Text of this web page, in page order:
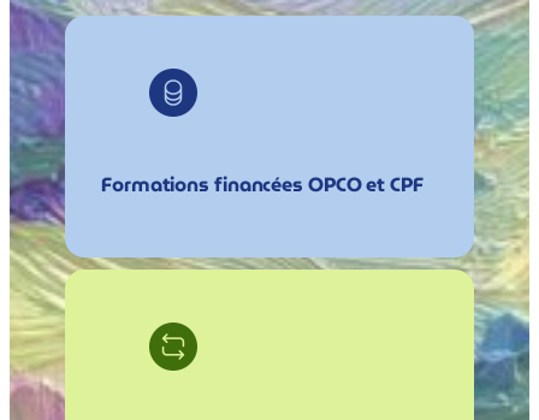
Formations financées OPCO et CPF